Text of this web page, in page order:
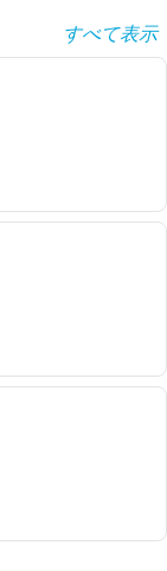
すべて表示